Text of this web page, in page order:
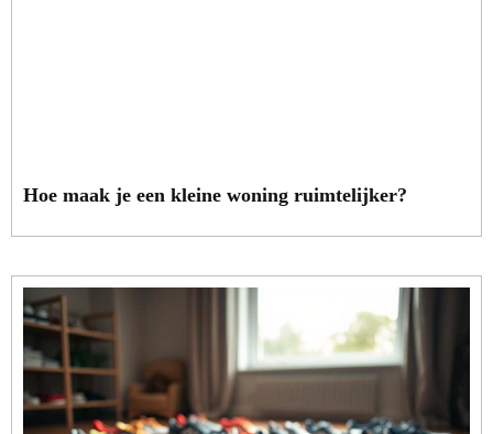
Hoe maak je een kleine woning ruimtelijker?